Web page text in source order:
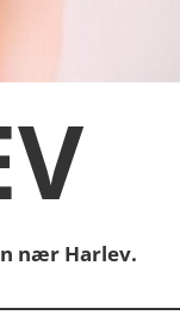
nær Harlev.